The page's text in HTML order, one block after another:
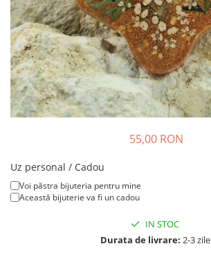
Colier / Pandantiv
Brățară
Bijuterii copii
Colier / Pandantiv
Colier de prietenie
Brățară
Colier / Pandantiv
Cercei
55,00 RON
Uz personal / Cadou
Voi păstra bijuteria pentru mine
Această bijuterie va fi un cadou
IN STOC
Durata de livrare: 2-3 zile